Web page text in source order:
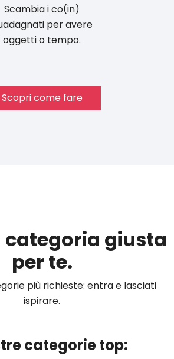
Scambia i co(in)
per avere
oggetti o tempo.
Scopri come fare
categoria giusta
per te.
più richieste: entra e lasciati
ispirare.
categorie top: